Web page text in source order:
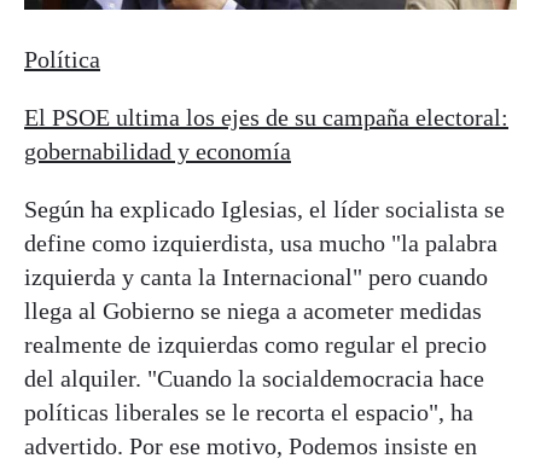
Política
El PSOE ultima los ejes de su campaña electoral:
gobernabilidad y economía
Según ha explicado Iglesias, el líder socialista se
define como izquierdista, usa mucho "la palabra
izquierda y canta la Internacional" pero cuando
llega al Gobierno se niega a acometer medidas
realmente de izquierdas como regular el precio
del alquiler. "Cuando la socialdemocracia hace
políticas liberales se le recorta el espacio", ha
advertido. Por ese motivo, Podemos insiste en